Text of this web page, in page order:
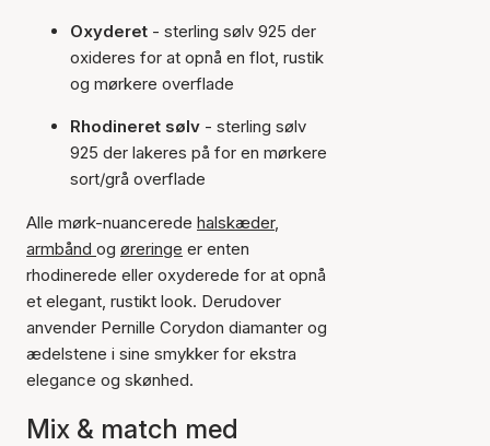
Oxyderet - sterling sølv 925 der
oxideres for at opnå en flot, rustik
og mørkere overflade
Rhodineret sølv - sterling sølv
925 der lakeres på for en mørkere
sort/grå overflade
Alle mørk-nuancerede halskæder,
armbånd og øreringe er enten
rhodinerede eller oxyderede for at opnå
et elegant, rustikt look. Derudover
anvender Pernille Corydon diamanter og
ædelstene i sine smykker for ekstra
elegance og skønhed.
Mix & match med